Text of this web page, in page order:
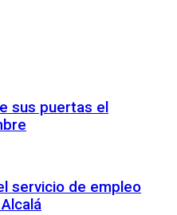
sus puertas el
servicio de empleo